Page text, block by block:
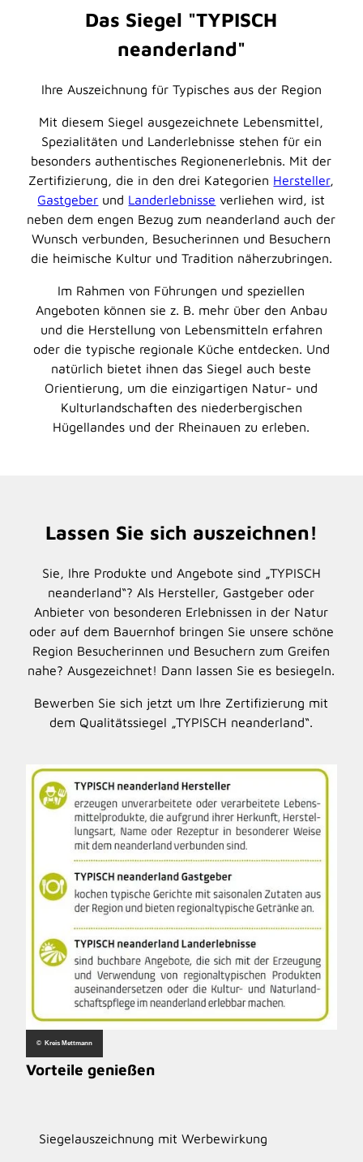
Das Siegel "TYPISCH
neanderland"
Ihre Auszeichnung für Typisches aus der Region
Mit diesem Siegel ausgezeichnete Lebensmittel,
Spezialitäten und Landerlebnisse stehen für ein
besonders authentisches Regionenerlebnis. Mit der
Zertifizierung, die in den drei Kategorien Hersteller,
Gastgeber und Landerlebnisse verliehen wird, ist
neben dem engen Bezug zum neanderland auch der
Wunsch verbunden, Besucherinnen und Besuchern
die heimische Kultur und Tradition näherzubringen.
Im Rahmen von Führungen und speziellen
Angeboten können sie z. B. mehr über den Anbau
und die Herstellung von Lebensmitteln erfahren
oder die typische regionale Küche entdecken. Und
natürlich bietet ihnen das Siegel auch beste
Orientierung, um die einzigartigen Natur- und
Kulturlandschaften des niederbergischen
Hügellandes und der Rheinauen zu erleben.
Lassen Sie sich auszeichnen!
Sie, Ihre Produkte und Angebote sind „TYPISCH
neanderland“? Als Hersteller, Gastgeber oder
Anbieter von besonderen Erlebnissen in der Natur
oder auf dem Bauernhof bringen Sie unsere schöne
Region Besucherinnen und Besuchern zum Greifen
nahe? Ausgezeichnet! Dann lassen Sie es besiegeln.
Bewerben Sie sich jetzt um Ihre Zertifizierung mit
dem Qualitätssiegel „TYPISCH neanderland“.
© Kreis Mettmann
Vorteile genießen
Siegelauszeichnung mit Werbewirkung